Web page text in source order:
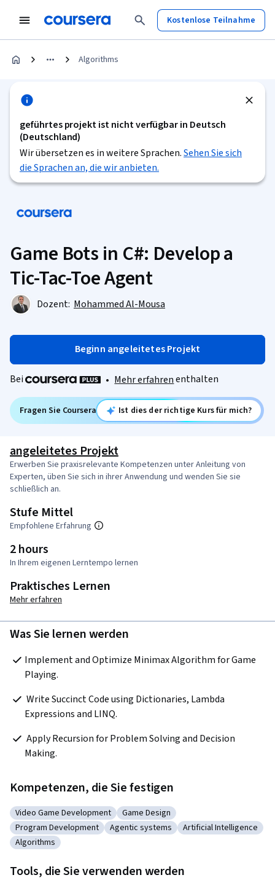
Kostenlose Teilnahme
Algorithms
geführtes projekt ist nicht verfügbar in Deutsch
(Deutschland)
Wir übersetzen es in weitere Sprachen.Sehen Sie sich
die Sprachen an, die wir anbieten.
Game Bots in C#: Develop a
Tic-Tac-Toe Agent
Dozent: Mohammed Al-Mousa
Beginn angeleitetes Projekt
Bei • Mehr erfahrenenthalten
Fragen Sie Coursera Ist dies der richtige Kurs für mich?
angeleitetes Projekt
Erwerben Sie praxisrelevante Kompetenzen unter Anleitung von
Experten, üben Sie sich in ihrer Anwendung und wenden Sie sie
schließlich an.
Stufe Mittel
Empfohlene Erfahrung
2 hours
In Ihrem eigenen Lerntempo lernen
Praktisches Lernen
Mehr erfahren
Was Sie lernen werden
Implement and Optimize Minimax Algorithm for Game
Playing.
Expressions and LINQ.
Making.
Kompetenzen, die Sie festigen
Kategorie: Video Game Development
Video Game Development Kategorie: Game Design
Game Design
Kategorie: Program Development
Program Development Kategorie: Agentic systems
Agentic systems Kategorie: Artificial
Artificial Intelligence
Kategorie: Algorithms
Algorithms
Tools, die Sie verwenden werden